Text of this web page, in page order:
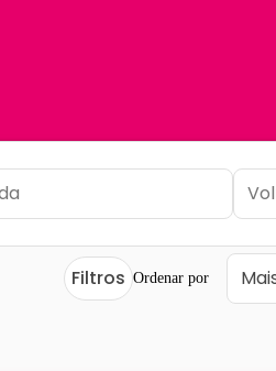
Filtros Ordenar por